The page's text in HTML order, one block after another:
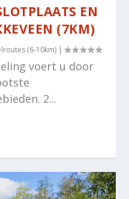
EN
(7KM)
(6-10km) |
voert u door
2...